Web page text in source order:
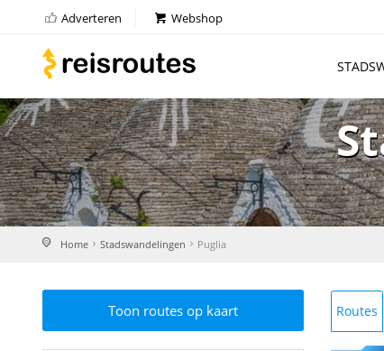
Adverteren Webshop
Home Stadswandelingen Puglia
Toon routes op kaart Routes